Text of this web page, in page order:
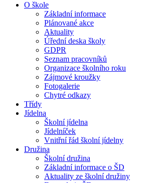
O škole
Základní informace
Plánované akce
Aktuality
Úřední deska školy
GDPR
Seznam pracovníků
Organizace školního roku
Zájmové kroužky
Fotogalerie
Chytré odkazy
Třídy
Jídelna
Školní jídelna
Jídelníček
Vnitřní řád školní jídelny
Družina
Školní družina
Základní informace o ŠD
Aktuality ze školní družiny